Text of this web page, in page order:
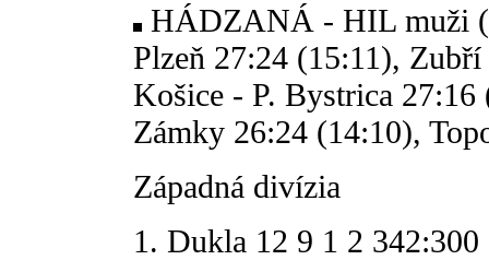
HÁDZANÁ - HIL muži
Plzeň 27:24 (15:11),
Košice - P. Bystrica
Zámky 26:24 (14:10),
Západná divízia
1. Dukla 12 9 1 2 342:300